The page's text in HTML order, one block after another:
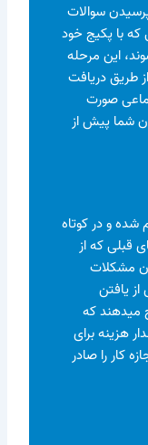
سوالات
که با پکیج خود
این مرحله
طریق دریافت
صورت
شما پیش از
شده و در کوتاه
قبلی که از
مشکلات
یافتن
میدهند که
هزینه برای
کار را صادر